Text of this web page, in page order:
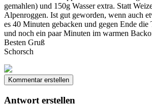
gemahlen) und 150g Wasser extra. Statt
Alpenroggen. Ist gut geworden, wenn auch
es 40 Minuten gebacken und gegen Ende die
und noch ein paar Minuten im warmen
Besten Gruß
Schorsch
Kommentar erstellen
Antwort erstellen